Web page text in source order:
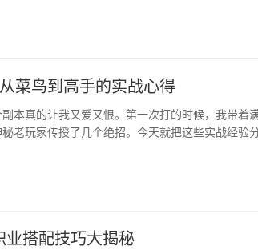
菜鸟到高手的实战心得
本真的让我又爱又恨。第一次打的时候，我带着
老玩家传授了几个绝招。今天就把这些实战经验
玉髓】，比打材料副本还划算。新手容易犯的···
业搭配技巧大揭秘